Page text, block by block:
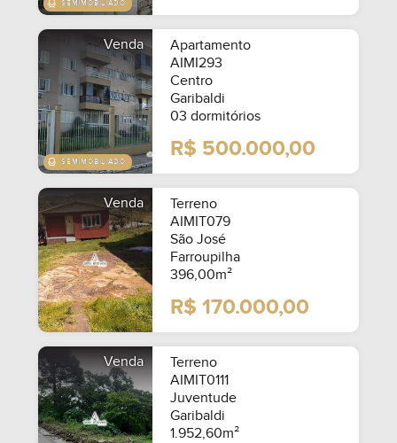
Venda
Apartamento
AIMI293
Centro
Garibaldi
03 dormitórios
R$ 500.000,00
Venda
Terreno
AIMIT079
São José
Farroupilha
396,00m²
R$ 170.000,00
Venda
Terreno
AIMIT0111
Juventude
Garibaldi
1.952,60m²